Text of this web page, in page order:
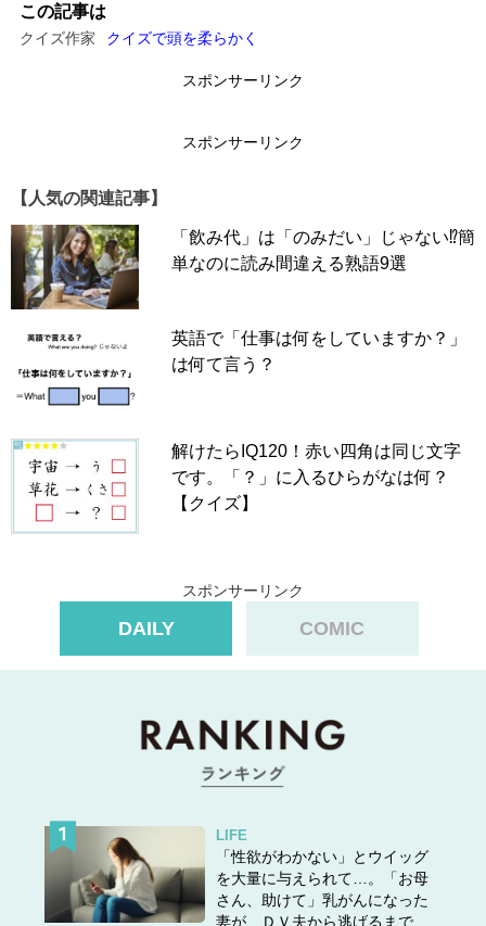
この記事は
クイズ作家 クイズで頭を柔らかく
スポンサーリンク
スポンサーリンク
【人気の関連記事】
「飲み代」は「のみだい」じゃない⁉簡
単なのに読み間違える熟語9選
英語で「仕事は何をしていますか？」
は何て言う？
解けたらIQ120！赤い四角は同じ文字
です。「？」に入るひらがなは何？
【クイズ】
スポンサーリンク
DAILY COMIC
LIFE
「性欲がわかない」とウイッグ
を大量に与えられて…。「お母
さん、助けて」乳がんになった
妻が、ＤＶ夫から逃げるまで